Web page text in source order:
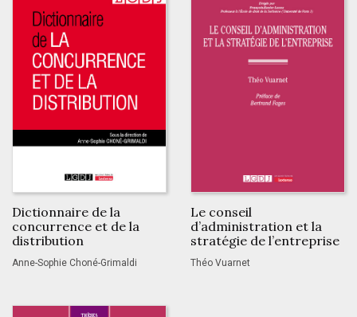
Dictionnaire de la
concurrence et de la
distribution
Anne-Sophie Choné-Grimaldi
Le conseil
d’administration et la
stratégie de l’entreprise
Théo Vuarnet